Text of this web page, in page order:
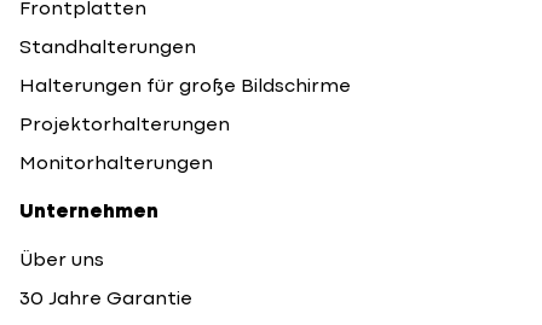
Frontplatten
Standhalterungen
Halterungen für große Bildschirme
Projektorhalterungen
Monitorhalterungen
Unternehmen
Über uns
30 Jahre Garantie